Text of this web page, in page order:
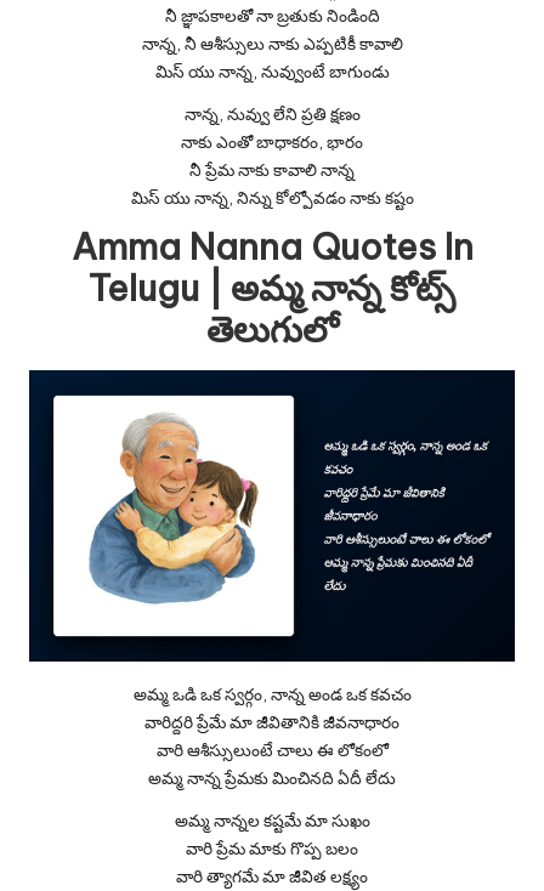
నీ జ్ఞాపకాలతో నా బ్రతుకు నిండింది
నాన్న, నీ ఆశీస్సులు నాకు ఎప్పటికీ కావాలి
మిస్ యు నాన్న, నువ్వుంటే బాగుండు
నాన్న, నువ్వు లేని ప్రతి క్షణం
నాకు ఎంతో బాధాకరం, భారం
నీ ప్రేమ నాకు కావాలి నాన్న
మిస్ యు నాన్న, నిన్ను కోల్పోవడం నాకు కష్టం
Amma Nanna Quotes In
Telugu | అమ్మ నాన్న కోట్స్
తెలుగులో
అమ్మ ఒడి ఒక స్వర్గం, నాన్న అండ ఒక కవచం
వారిద్దరి ప్రేమే మా జీవితానికి జీవనాధారం
వారి ఆశీస్సులుంటే చాలు ఈ లోకంలో
అమ్మ నాన్న ప్రేమకు మించినది ఏదీ లేదు
అమ్మ నాన్నల కష్టమే మా సుఖం
వారి ప్రేమ మాకు గొప్ప బలం
వారి త్యాగమే మా జీవిత లక్ష్యం